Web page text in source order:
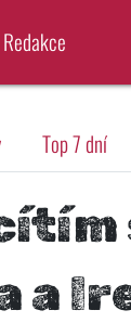
Redakce
Top 7 dní
a